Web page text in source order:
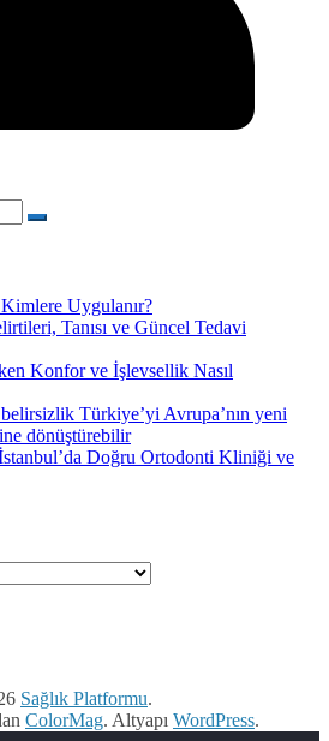
Uygulanır?
Tanısı ve Güncel Tedavi
Konfor ve İşlevsellik Nasıl
Türkiye’yi Avrupa’nın yeni
dönüştürebilir
Doğru Ortodonti Kliniği ve
Sağlık Platformu.
ColorMag. Altyapı WordPress.